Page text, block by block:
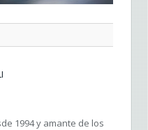
1994 y amante de los